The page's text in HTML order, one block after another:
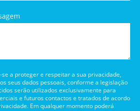
a proteger e respeitar a sua privacidade,
seus dados pessoais, conforme a legislação
serão utilizados exclusivamente para
e futuros contactos e tratados de acordo
Em qualquer momento poderá